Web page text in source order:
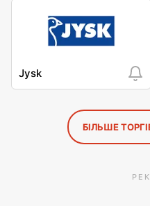
Jysk
БІЛЬШЕ